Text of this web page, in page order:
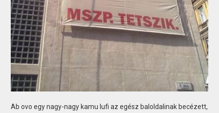
Ab ovo egy nagy-nagy kamu lufi az egész baloldalinak becézett,